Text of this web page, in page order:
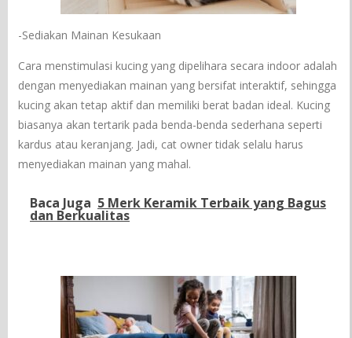
-Sediakan Mainan Kesukaan
Cara menstimulasi kucing yang dipelihara secara indoor adalah
dengan menyediakan mainan yang bersifat interaktif, sehingga
kucing akan tetap aktif dan memiliki berat badan ideal. Kucing
biasanya akan tertarik pada benda-benda sederhana seperti
kardus atau keranjang. Jadi, cat owner tidak selalu harus
menyediakan mainan yang mahal.
Baca Juga 5 Merk Keramik Terbaik yang Bagus
dan Berkualitas